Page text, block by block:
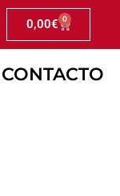
CEIP
0,00€ 0
CONTACTO